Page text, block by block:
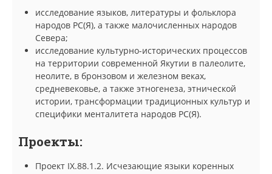
исследование языков, литературы и фольклора
народов РС(Я), а также малочисленных народов
Севера;
исследование культурно-исторических процессов
на территории современной Якутии в палеолите,
неолите, в бронзовом и железном веках,
средневековье, а также этногенеза, этнической
истории, трансформации традиционных культур и
специфики менталитета народов РС(Я).
Проекты:
Проект IX.88.1.2. Исчезающие языки коренных